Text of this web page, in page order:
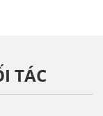
TÁC